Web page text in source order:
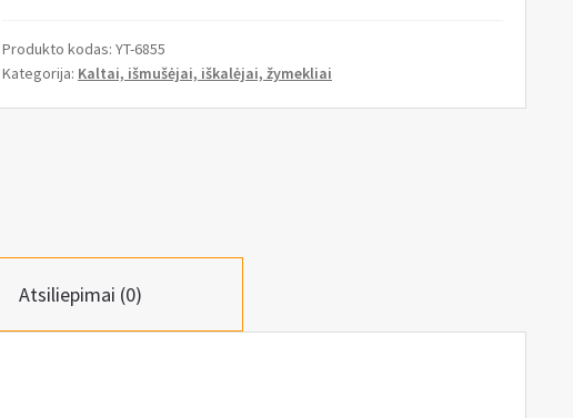
Produkto kodas: YT-6855
Kategorija: Kaltai, išmušėjai, iškalėjai, žymekliai
Atsiliepimai (0)